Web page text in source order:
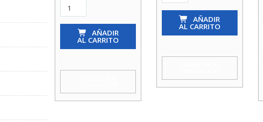
Codo
So-
3/8
Taumm
AÑADIR
AL CARRITO
So-
cantidad
AÑADIR
AL CARRITO